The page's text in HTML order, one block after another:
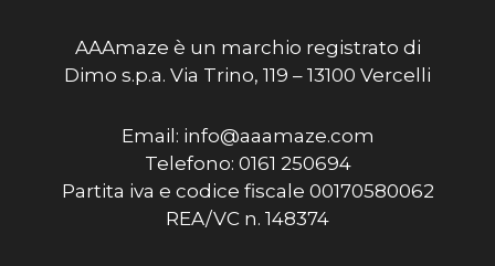
AAAmaze è un marchio registrato di
Dimo s.p.a. Via Trino, 119 – 13100 Vercelli
Email: info@aaamaze.com
Telefono: 0161 250694
Partita iva e codice fiscale 00170580062
REA/VC n. 148374